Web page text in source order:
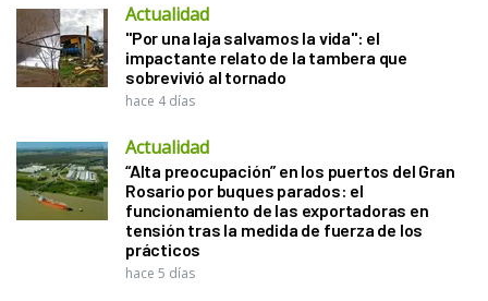
Actualidad
"Por una laja salvamos la vida": el
impactante relato de la tambera que
sobrevivió al tornado
hace 4 días
Actualidad
“Alta preocupación” en los puertos del Gran
Rosario por buques parados: el
funcionamiento de las exportadoras en
tensión tras la medida de fuerza de los
prácticos
hace 5 días